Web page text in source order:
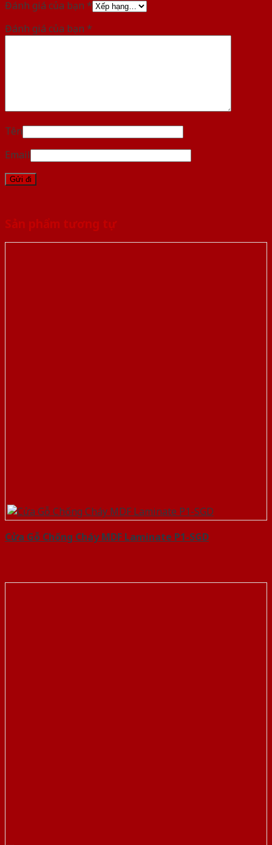
Đánh giá của bạn *
Đánh giá của bạn *
Tên
Email
Sản phẩm tương tự
Cửa Gỗ Chống Cháy MDF Laminate P1-SGD